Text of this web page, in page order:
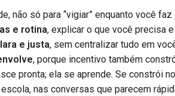
não só para “vigiar” enquanto você faz
e rotina, explicar o que você precisa
e justa, sem centralizar tudo em
, porque incentivo também
pronta; ela se aprende. Se constrói
nas conversas que parecem